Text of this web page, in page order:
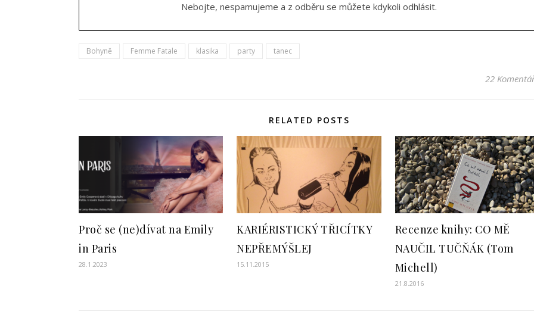
Nebojte, nespamujeme a z odběru se můžete kdykoli odhlásit.
Bohyně Femme Fatale klasika party tanec
22
RELATED POSTS
Proč se (ne)dívat na Emily
in Paris
28.1.2023
KARIÉRISTICKÝ TŘICÍTKY
NEPŘEMÝŠLEJ
15.11.2015
Recenze knihy: CO MĚ
NAUČIL TUČŇÁK (Tom
Michell)
21.8.2016